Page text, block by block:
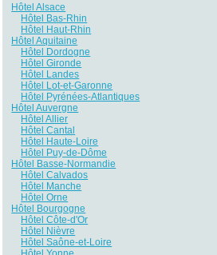
Hôtel Alsace
Hôtel Bas-Rhin
Hôtel Haut-Rhin
Hôtel Aquitaine
Hôtel Dordogne
Hôtel Gironde
Hôtel Landes
Hôtel Lot-et-Garonne
Hôtel Pyrénées-Atlantiques
Hôtel Auvergne
Hôtel Allier
Hôtel Cantal
Hôtel Haute-Loire
Hôtel Puy-de-Dôme
Hôtel Basse-Normandie
Hôtel Calvados
Hôtel Manche
Hôtel Orne
Hôtel Bourgogne
Hôtel Côte-d'Or
Hôtel Nièvre
Hôtel Saône-et-Loire